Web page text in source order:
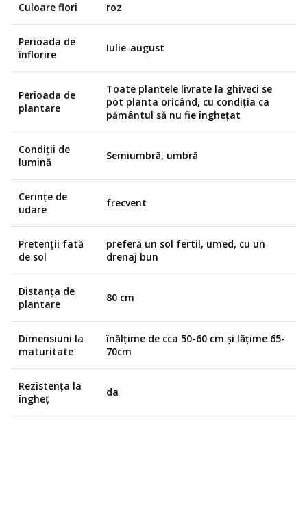
Culoare flori roz
Perioada de
înflorire
Iulie-august
Perioada de
plantare
Toate plantele livrate la ghiveci se
pot planta oricând, cu condiția ca
pământul să nu fie înghețat
Condiții de
lumină
Semiumbră, umbră
Cerințe de
udare
frecvent
Pretenții fată
de sol
preferă un sol fertil, umed, cu un
drenaj bun
Distanța de
plantare
80 cm
Dimensiuni la
maturitate
înălțime de cca 50-60 cm și lățime 65-
70cm
Rezistența la
îngheț
da